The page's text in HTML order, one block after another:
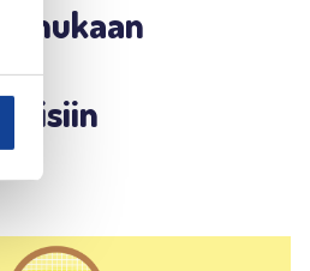
mukaan